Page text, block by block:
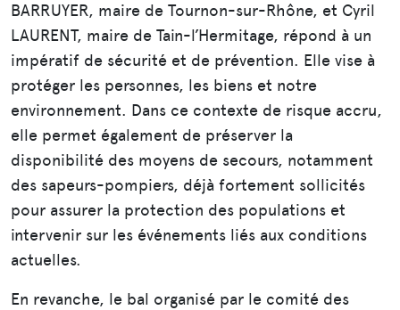
BARRUYER, maire de Tournon-sur-Rhône, et Cyril
LAURENT, maire de Tain-l’Hermitage, répond à un
impératif de sécurité et de prévention. Elle vise à
protéger les personnes, les biens et notre
environnement. Dans ce contexte de risque accru,
elle permet également de préserver la
disponibilité des moyens de secours, notamment
des sapeurs-pompiers, déjà fortement sollicités
pour assurer la protection des populations et
intervenir sur les événements liés aux conditions
actuelles.
En revanche, le bal organisé par le comité des